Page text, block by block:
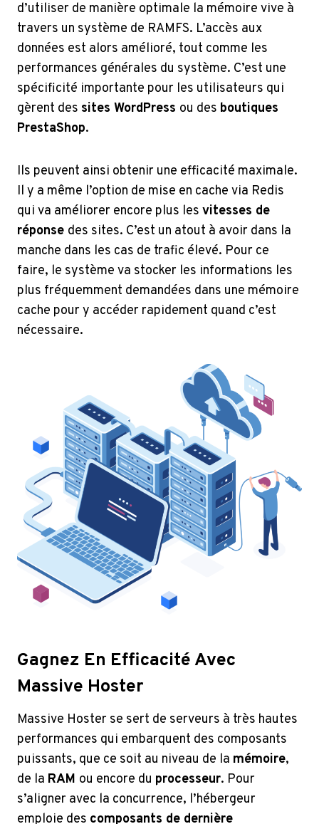
d’utiliser de manière optimale la mémoire vive à
travers un système de RAMFS. L’accès aux
données est alors amélioré, tout comme les
performances générales du système. C’est une
spécificité importante pour les utilisateurs qui
gèrent des sites WordPress ou des boutiques
PrestaShop.
Ils peuvent ainsi obtenir une efficacité maximale.
Il y a même l’option de mise en cache via Redis
qui va améliorer encore plus les vitesses de
réponse des sites. C’est un atout à avoir dans la
manche dans les cas de trafic élevé. Pour ce
faire, le système va stocker les informations les
plus fréquemment demandées dans une mémoire
cache pour y accéder rapidement quand c’est
nécessaire.
Gagnez En Efficacité Avec
Massive Hoster
Massive Hoster se sert de serveurs à très hautes
performances qui embarquent des composants
puissants, que ce soit au niveau de la mémoire,
de la RAM ou encore du processeur. Pour
s’aligner avec la concurrence, l’hébergeur
emploie des composants de dernière